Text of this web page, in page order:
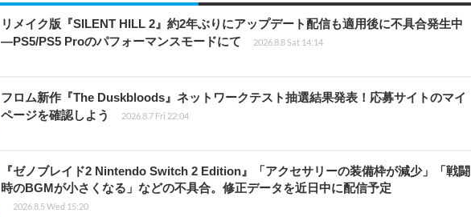
リメイク版『SILENT HILL 2』約2年ぶりにアップデート配信も適用後に不具合発生中
―PS5/PS5 Proのパフォーマンスモードにて
2026.8.8 Sat 14:14
フロム新作『The Duskbloods』ネットワークテスト抽選結果発表！応募サイトのマイ
ページを確認しよう
2026.8.7 Fri 22:04
『ゼノブレイド2 Nintendo Switch 2 Edition』「アクセサリーの装備枠が減少」「戦闘
時のBGMが小さくなる」などの不具合。修正データを近日中に配信予定
2026.8.5 Wed 15:20